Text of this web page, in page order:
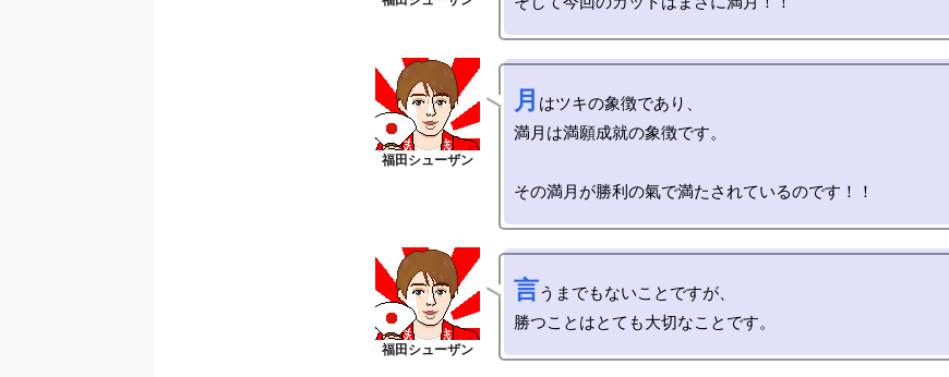
月 はツキの象徴であり、
満月は満願成就の象徴です。
言うまでもないことですが、